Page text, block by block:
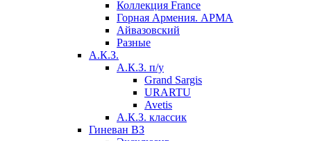
Коллекция France
Горная Армения. АРМА
Айвазовский
Разные
А.К.З.
А.К.З. п/у
Grand Sargis
URARTU
Avetis
А.К.З. классик
Гиневан ВЗ